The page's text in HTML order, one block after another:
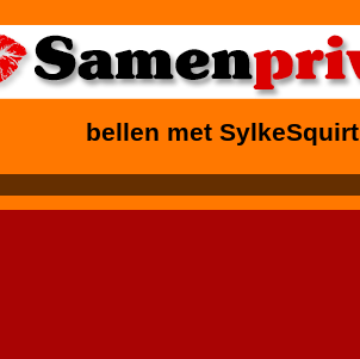
bellen met SylkeSquirt